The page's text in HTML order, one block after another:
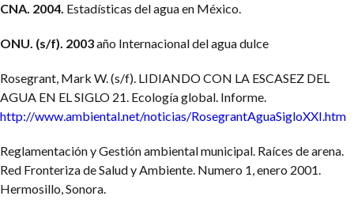
CNA. 2004. Estadísticas del agua en México.
ONU. (s/f). 2003año Internacional del agua dulce
Rosegrant, Mark W. (s/f). LIDIANDO CON LA ESCASEZ DEL
AGUA EN EL SIGLO 21. Ecología global. Informe.
http://www.ambiental.net/noticias/RosegrantAguaSigloXXI.htm
Reglamentación y Gestión ambiental municipal. Raíces de arena.
Red Fronteriza de Salud y Ambiente. Numero 1, enero 2001.
Hermosillo, Sonora.